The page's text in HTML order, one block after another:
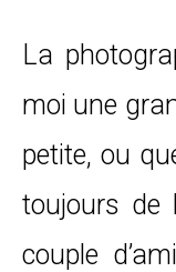
La
moi une
petite, ou
toujours de
couple